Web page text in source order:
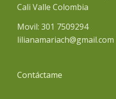
Cali Valle Colombia
Movil: 301 7509294
lilianamariach@gmail.com
Contáctame